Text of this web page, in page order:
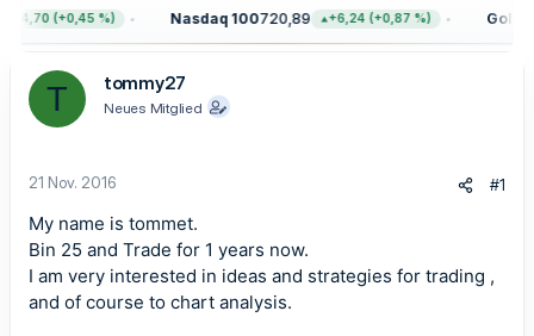
r
a
m
(+0,45 %) Nasdaq 100720,89 +6,24 (+0,87 %) Gold
T tommy27
Neues Mitglied
21 Nov. 2016 #1
My name is tommet.
Bin 25 and Trade for 1 years now.
I am very interested in ideas and strategies for trading ,
and of course to chart analysis.